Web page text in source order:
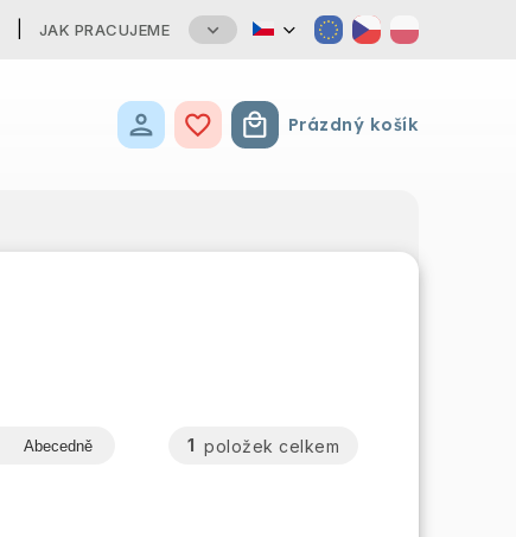
JAK PRACUJEME
Nákupní košík
Prázdný košík
Abecedně 1 položek celkem